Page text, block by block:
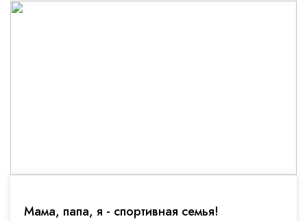
Мама, папа, я - спортивная семья!